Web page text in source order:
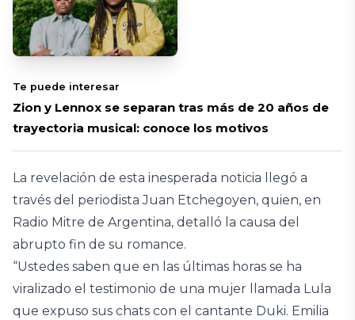
Te puede interesar
Zion y Lennox se separan tras más de 20 años de
trayectoria musical: conoce los motivos
La revelación de esta inesperada noticia llegó a
través del periodista Juan Etchegoyen, quien, en
Radio Mitre de Argentina, detalló la causa del
abrupto fin de su romance.
“Ustedes saben que en las últimas horas se ha
viralizado el testimonio de una mujer llamada Lula
que expuso sus chats con el cantante Duki. Emilia